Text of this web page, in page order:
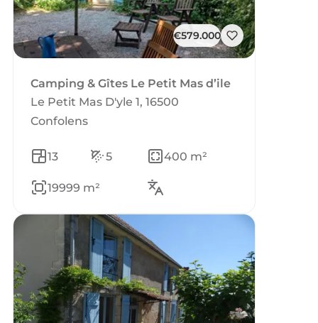
€579.000
Camping & Gîtes Le Petit Mas d’ile
Le Petit Mas D'yle 1, 16500
Confolens
13 5 400 m²
19999 m²